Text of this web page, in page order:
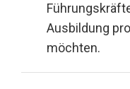
Ausbildung
möchten.